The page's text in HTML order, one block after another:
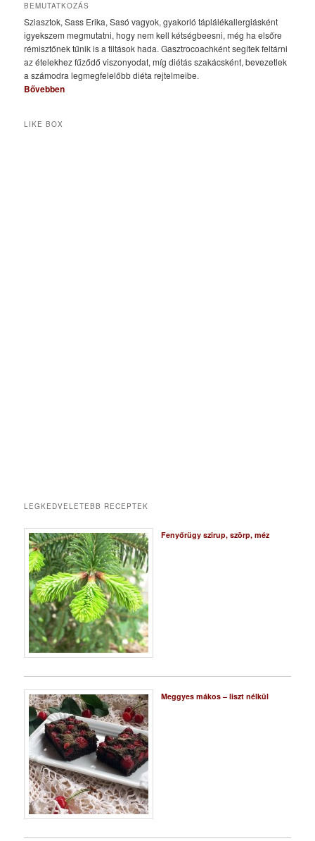
BEMUTATKOZÁS
Sziasztok, Sass Erika, Sasó vagyok, gyakorló táplálékallergiásként
igyekszem megmutatni, hogy nem kell kétségbeesni, még ha elsőre
rémisztőnek tűnik is a tiltások hada. Gasztrocoachként segítek feltárni
az ételekhez fűződő viszonyodat, míg diétás szakácsként, bevezetlek
a számodra legmegfelelőbb diéta rejtelmeibe.
Bővebben
LIKE BOX
LEGKEDVELETEBB RECEPTEK
Fenyőrügy szirup, szörp, méz
Meggyes mákos – liszt nélkül